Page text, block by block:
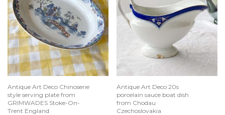
Antique Art Deco Chinoserie
style serving plate from
GRIMWADES Stoke-On-
Trent England
Antique Art Deco 20s
porcelain sauce boat dish
from Chodau
Czechoslovakia